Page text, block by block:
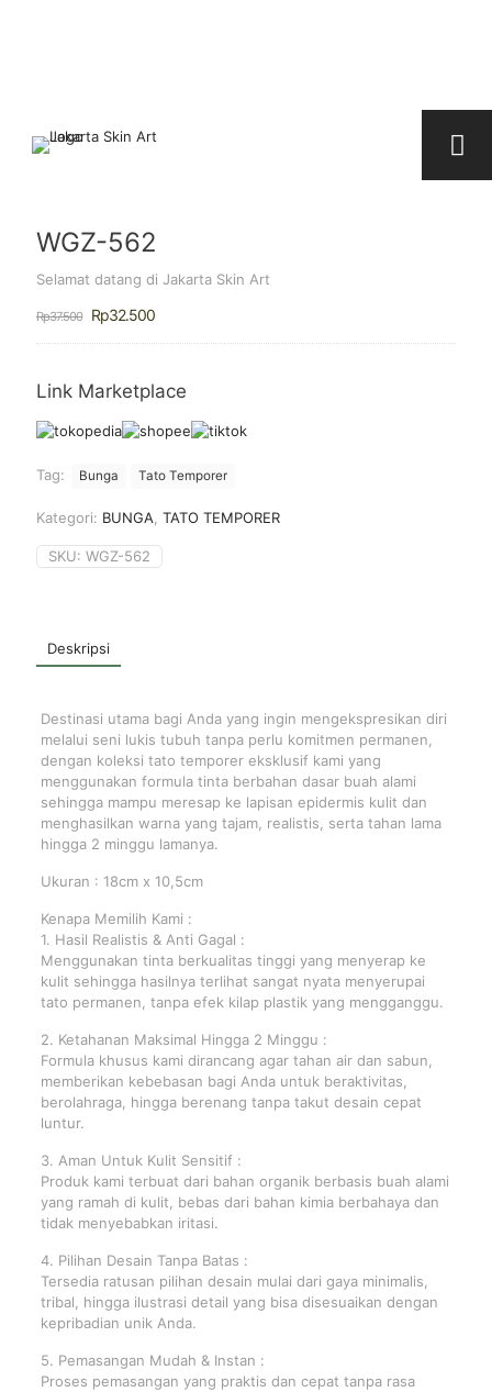
Deskripsi
Destinasi utama bagi Anda yang ingin mengekspresikan diri
melalui seni lukis tubuh tanpa perlu komitmen permanen,
dengan koleksi tato temporer eksklusif kami yang
menggunakan formula tinta berbahan dasar buah alami
sehingga mampu meresap ke lapisan epidermis kulit dan
menghasilkan warna yang tajam, realistis, serta tahan lama
hingga 2 minggu lamanya.
Ukuran : 18cm x 10,5cm
Kenapa Memilih Kami :
1. Hasil Realistis & Anti Gagal :
Menggunakan tinta berkualitas tinggi yang menyerap ke
kulit sehingga hasilnya terlihat sangat nyata menyerupai
tato permanen, tanpa efek kilap plastik yang mengganggu.
2. Ketahanan Maksimal Hingga 2 Minggu :
Formula khusus kami dirancang agar tahan air dan sabun,
memberikan kebebasan bagi Anda untuk beraktivitas,
berolahraga, hingga berenang tanpa takut desain cepat
luntur.
3. Aman Untuk Kulit Sensitif :
Produk kami terbuat dari bahan organik berbasis buah alami
yang ramah di kulit, bebas dari bahan kimia berbahaya dan
tidak menyebabkan iritasi.
4. Pilihan Desain Tanpa Batas :
Tersedia ratusan pilihan desain mulai dari gaya minimalis,
tribal, hingga ilustrasi detail yang bisa disesuaikan dengan
kepribadian unik Anda.
5. Pemasangan Mudah & Instan :
Proses pemasangan yang praktis dan cepat tanpa rasa
WGZ-562
Selamat datang di Jakarta Skin Art
Rp37.500
Harga
adalah:
Rp32.500Harga
ini
Rp32.500.
Link Marketplace
Tag: Bunga Tato Temporer
Kategori: BUNGA TATO TEMPORER
SKU: WGZ-562